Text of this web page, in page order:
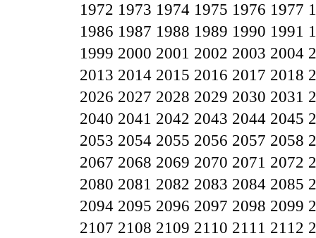
1972 1973 1974 1975 1976 1977
1986 1987 1988 1989 1990 1991
1999 2000 2001 2002 2003 2004
2013 2014 2015 2016 2017 2018
2026 2027 2028 2029 2030 2031
2040 2041 2042 2043 2044 2045
2053 2054 2055 2056 2057 2058
2067 2068 2069 2070 2071 2072
2080 2081 2082 2083 2084 2085
2094 2095 2096 2097 2098 2099
2107 2108 2109 2110 2111 2112